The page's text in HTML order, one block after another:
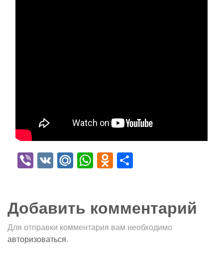
Viber
VK Mail.Ru
WhatsApp
Odnoklassniki
Добавить комментарий
Для отправки комментария вам необходимо
авторизоваться.